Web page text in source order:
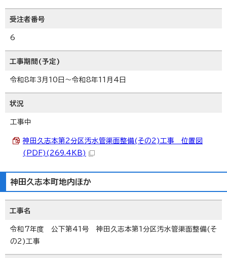
受注者番号
6
工事期間(予定)
令和8年3月10日～令和8年11月4日
状況
工事中
神田久志本第2分区汚水管渠面整備(その2)工事 位置図
(PDF)(269.4KB)
神田久志本町地内ほか
工事名
令和7年度 公下第41号 神田久志本第1分区汚水管渠面整備(そ
の2)工事